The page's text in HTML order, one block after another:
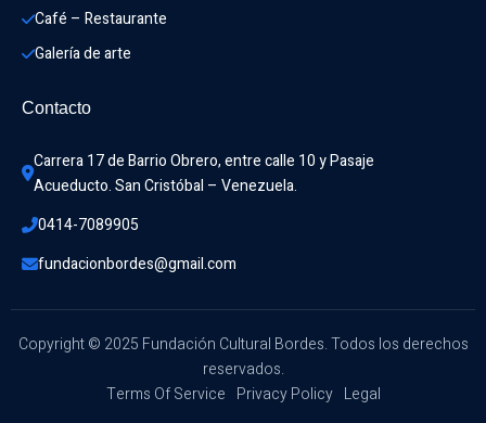
Café – Restaurante
Galería de arte
Contacto
Carrera 17 de Barrio Obrero, entre calle 10 y Pasaje
Acueducto. San Cristóbal – Venezuela.
0414-7089905
fundacionbordes@gmail.com
Copyright © 2025 Fundación Cultural Bordes. Todos los derechos
reservados.
Terms Of Service Privacy Policy Legal